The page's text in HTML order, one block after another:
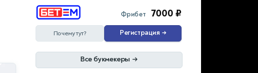
Фрибет 7000 ₽
Почему тут? Регистрация →
Все букмекеры →